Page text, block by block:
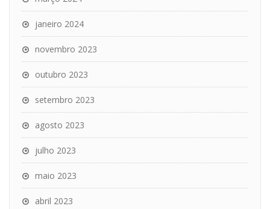
janeiro 2024
novembro 2023
outubro 2023
setembro 2023
agosto 2023
julho 2023
maio 2023
abril 2023